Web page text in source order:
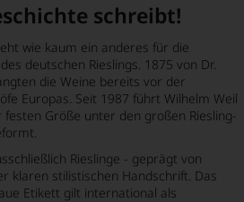
schreibt!
wie kaum ein anderes für die
deutschen Rieslings. 1875 von Dr.
die Weine bereits vor der
Europas. Seit 1987 führt Wilhelm Weil
Größe unter den großen Riesling-
Rieslinge - geprägt von
klaren stilistischen Handschrift. Das
Etikett gilt international als